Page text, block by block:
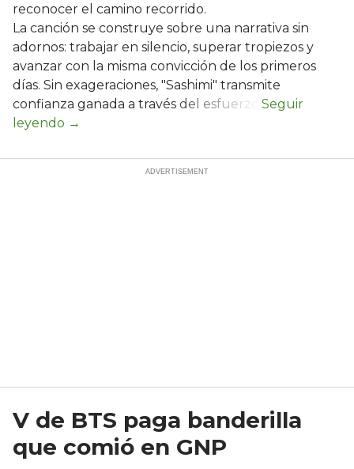
reconocer el camino recorrido.
La canción se construye sobre una narrativa sin
adornos: trabajar en silencio, superar tropiezos y
avanzar con la misma convicción de los primeros
días. Sin exageraciones, "Sashimi" transmite
confianza ganada a través del esfuerzo.
V de BTS paga banderilla
que comió en GNP